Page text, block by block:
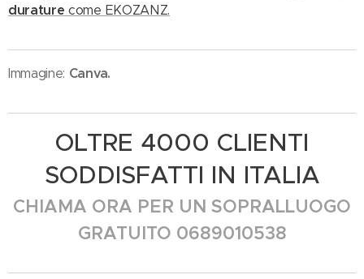
durature come EKOZANZ.
Immagine: Canva.
OLTRE 4000 CLIENTI
SODDISFATTI IN ITALIA
CHIAMA ORA PER UN SOPRALLUOGO
GRATUITO 0689010538